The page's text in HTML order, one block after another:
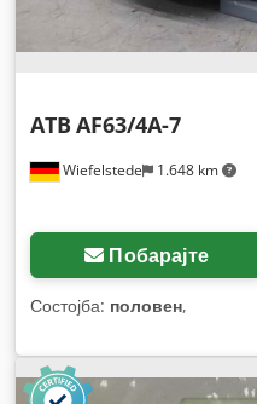
Wiefelstede 1.648 km
ATB AF63/4A-7
Побарајте
Состојба: половен,